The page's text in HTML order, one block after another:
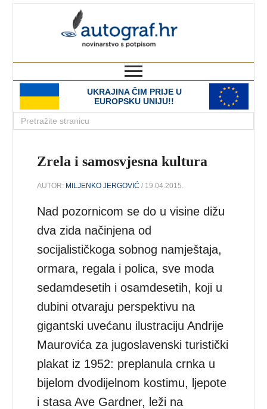
UKRAJINA ČIM PRIJE U
EUROPSKU UNIJU!!
Zrela i samosvjesna kultura
AUTOR: MILJENKO JERGOVIĆ / 19.04.2015.
Nad pozornicom se do u visine dižu
dva zida načinjena od
socijalističkoga sobnog namještaja,
ormara, regala i polica, sve moda
sedamdesetih i osamdesetih, koji u
dubini otvaraju perspektivu na
gigantski uvećanu ilustraciju Andrije
Maurovića za jugoslavenski turistički
plakat iz 1952: preplanula crnka u
bijelom dvodijelnom kostimu, ljepote
i stasa Ave Gardner, leži na